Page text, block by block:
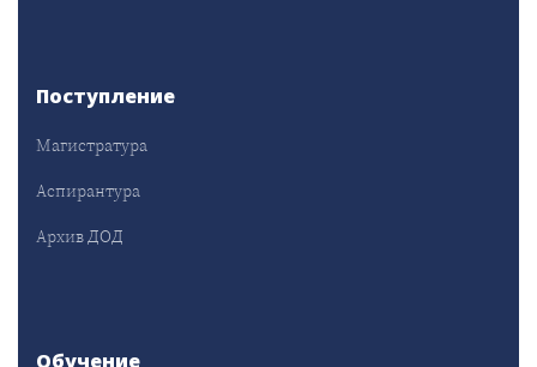
Поступление
Магистратура
Аспирантура
Архив ДОД
Обучение